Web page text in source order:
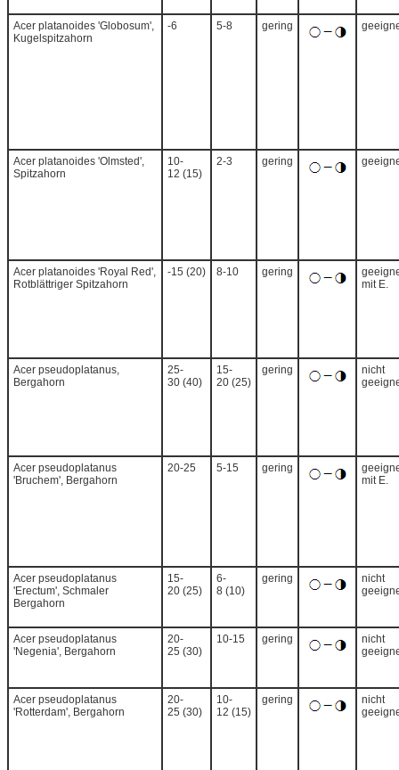
Acer platanoides 'Globosum',
Kugelspitzahorn
-6 5-8 gering
Acer platanoides 'Olmsted',
Spitzahorn
10-
12 (15)
2-3 gering
Acer platanoides 'Royal Red',
Rotblättriger Spitzahorn
-15 (20) 8-10 gering
mit E.
Acer pseudoplatanus,
Bergahorn
25-
30 (40)
15-
20 (25)
gering
nicht
Acer pseudoplatanus
'Bruchem', Bergahorn
20-25 5-15 gering
mit E.
Acer pseudoplatanus
'Erectum', Schmaler
Bergahorn
15-
20 (25)
6-
8 (10)
gering
nicht
Acer pseudoplatanus
'Negenia', Bergahorn
20-
25 (30)
10-15 gering
nicht
Acer pseudoplatanus
'Rotterdam', Bergahorn
20-
25 (30)
10-
12 (15)
gering
nicht